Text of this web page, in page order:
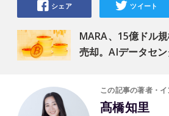
MARA、15億ドル
売却。AIデータセ
シェア ツイート
この記事の著者・
髙橋知里